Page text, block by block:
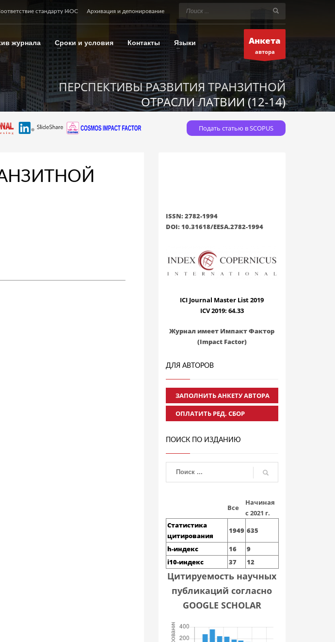
стандарту I4OC Архивация и депонирование
журнала Сроки и условия Контакты Языки Анкета
автора
ПЕРСПЕКТИВЫ РАЗВИТИЯ ТРАНЗИТНОЙ
ОТРАСЛИ ЛАТВИИ (12-14)
Подать статью в SCOPUS
ISSN: 2782-1994
DOI: 10.31618/EESA.2782-1994
ICI Journal Master List 2019
ICV 2019: 64.33
Журнал имеет Импакт Фактор
(Impact Factor)
ДЛЯ АВТОРОВ
ЗАПОЛНИТЬ АНКЕТУ АВТОРА
ОПЛАТИТЬ РЕД. СБОР
ПОИСК ПО ИЗДАНИЮ
Все
Начиная
с 2021 г.
Статистика
цитирования
1949 635
h-индекс 16
9
i10-индекс
37 12
Цитируемость научных
публикаций согласно
GOOGLE SCHOLAR